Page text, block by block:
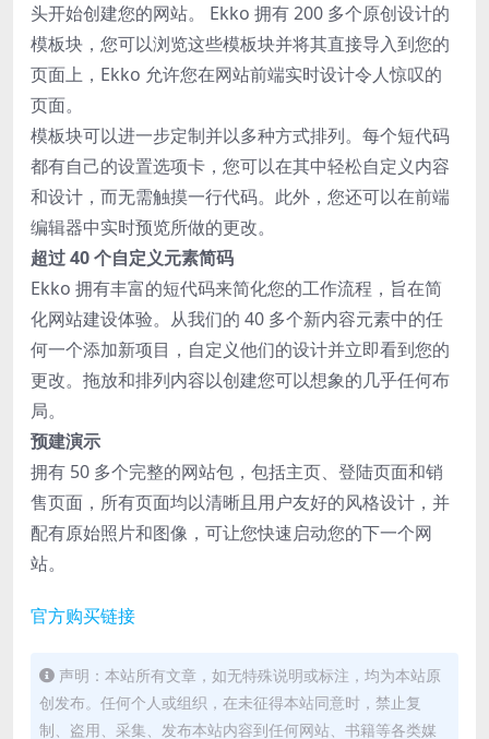
头开始创建您的网站。 Ekko 拥有 200 多个原创设计的
模板块，您可以浏览这些模板块并将其直接导入到您的
页面上，Ekko 允许您在网站前端实时设计令人惊叹的
页面。
模板块可以进一步定制并以多种方式排列。每个短代码
都有自己的设置选项卡，您可以在其中轻松自定义内容
和设计，而无需触摸一行代码。此外，您还可以在前端
编辑器中实时预览所做的更改。
超过 40 个自定义元素简码
Ekko 拥有丰富的短代码来简化您的工作流程，旨在简
化网站建设体验。从我们的 40 多个新内容元素中的任
何一个添加新项目，自定义他们的设计并立即看到您的
更改。拖放和排列内容以创建您可以想象的几乎任何布
局。
预建演示
拥有 50 多个完整的网站包，包括主页、登陆页面和销
售页面，所有页面均以清晰且用户友好的风格设计，并
配有原始照片和图像，可让您快速启动您的下一个网
站。
官方购买链接
声明：本站所有文章，如无特殊说明或标注，均为本站原
创发布。任何个人或组织，在未征得本站同意时，禁止复
制、盗用、采集、发布本站内容到任何网站、书籍等各类媒